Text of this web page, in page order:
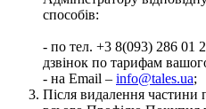
способів:
- по тел. +3 8(093) 286 01
дзвінок по тарифам
- на Email – info@tales.ua;
Після видалення частини